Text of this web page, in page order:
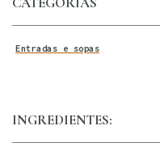
Entradas e sopas
INGREDIENTES: